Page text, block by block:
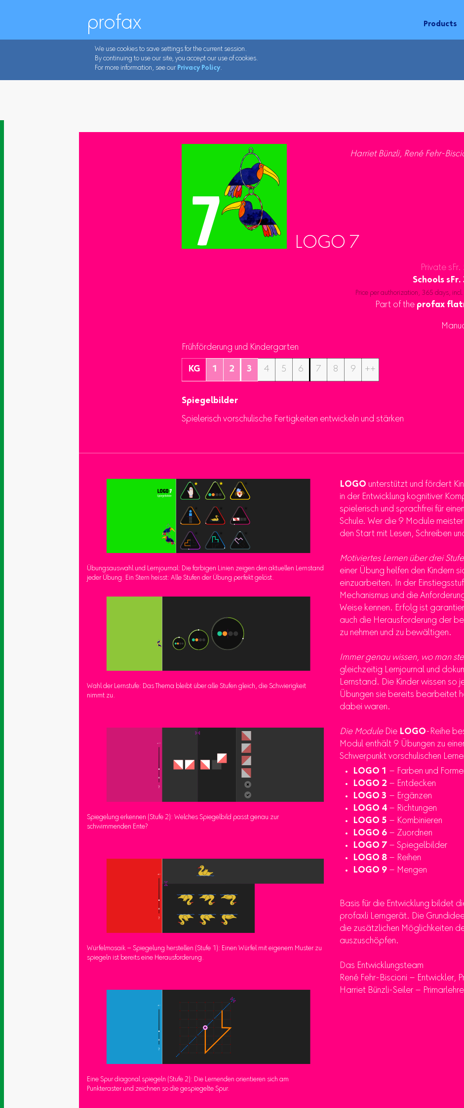
Products
profax
We use cookies to save settings for the current session.
By continuing to use our site, you accept our use of cookies.
For more information, see our Privacy Policy.
Harriet Bünzli, René Fehr-
LOGO 7
Private
Schools sFr.
Price per authorization, 365 days, incl.
Part of the profax
Frühförderung und Kindergarten
KG 1 2 3 4 5 6 7 8 9 ++
Spiegelbilder
Spielerisch vorschulische Fertigkeiten entwickeln und stärken
Übungsauswahl und Lernjournal: Die farbigen Linien zeigen den aktuellen Lernstand
jeder Übung. Ein Stern heisst: Alle Stufen der Übung perfekt gelöst.
Wahl der Lernstufe: Das Thema bleibt über alle Stufen gleich, die Schwierigkeit
nimmt zu.
Spiegelung erkennen (Stufe 2): Welches Spiegelbild passt genau zur
schwimmenden Ente?
Würfelmosaik – Spiegelung herstellen (Stufe 1): Einen Würfel mit eigenem Muster zu
spiegeln ist bereits eine Herausforderung.
Eine Spur diagonal spiegeln (Stufe 2): Die Lernenden orientieren sich am
Punkteraster und zeichnen so die gespiegelte Spur.
LOGO unterstützt und fördert
in der Entwicklung kognitiver
spielerisch und sprachfrei für
Schule. Wer die 9 Module
den Start mit Lesen, Schreiben
Motiviertes Lernen über drei
einer Übung helfen den Kindern
einzuarbeiten. In der
Mechanismus und die
Weise kennen. Erfolg ist
auch die Herausforderung der
zu nehmen und zu bewältigen.
Immer genau wissen, wo man
gleichzeitig Lernjournal und
Lernstand. Die Kinder wissen so
Übungen sie bereits bearbeitet
dabei waren.
Die ModuleDie LOGO-Reihe
Modul enthält 9 Übungen zu
Schwerpunkt vorschulischen
LOGO 1 – Farben und
LOGO 2 – Entdecken
LOGO 3 – Ergänzen
LOGO 4 – Richtungen
LOGO 5 – Kombinieren
LOGO 6 – Zuordnen
LOGO 7 – Spiegelbilder
LOGO 8 – Reihen
LOGO 9 – Mengen
Basis für die Entwicklung bildet
profaxli Lerngerät. Die
die zusätzlichen Möglichkeiten
auszuschöpfen.
Das Entwicklungsteam
René Fehr-Biscioni – Entwickler,
Harriet Bünzli-Seiler –